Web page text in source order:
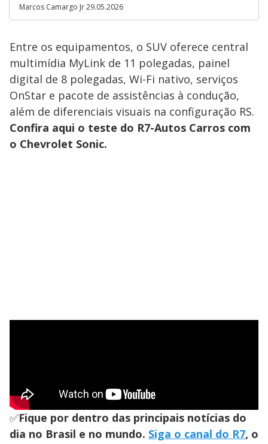
Marcos Camargo Jr 29.05.2026
Entre os equipamentos, o SUV oferece central
multimídia MyLink de 11 polegadas, painel
digital de 8 polegadas, Wi-Fi nativo, serviços
OnStar e pacote de assistências à condução,
além de diferenciais visuais na configuração RS.
Confira aqui o teste do R7-Autos Carros com
o Chevrolet Sonic.
✅Fique por dentro das principais notícias do
dia no Brasil e no mundo. Siga o canal do R7, o